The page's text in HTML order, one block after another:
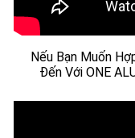
Nếu Bạn Muốn
Đến Với ONE